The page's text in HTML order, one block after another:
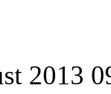
2013